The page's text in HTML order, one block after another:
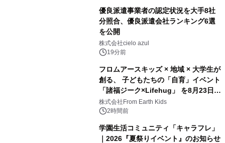
優良派遣事業者の認定状況を大手8社
分照合、優良派遣会社ランキング6選
を公開
株式会社cielo azul
19分前
フロムアースキッズ × 地域 × 大学生が
創る、 子どもたちの「自育」イベント
「諸福ジーク×Lifehug」 を8月23日
(日)開催
株式会社From Earth Kids
2時間前
学園生活コミュニティ「キャラフレ」
｜2026『夏祭りイベント』のお知らせ